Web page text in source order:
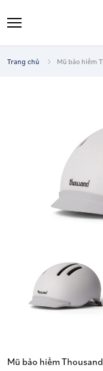
Tìm
Trang chủ Mũ bảo hiểm
Mũ bảo hiểm